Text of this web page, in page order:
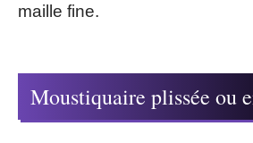
maille fine.
Moustiquaire plissée ou